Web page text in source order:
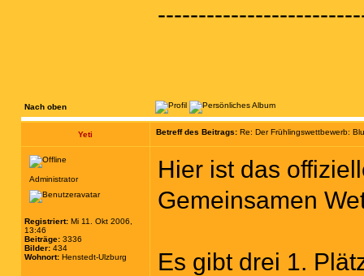
Nach oben
Yeti Betreff des Beitrags: Re: Der Frühlingswettbewerb:
Administrator
Registriert: Mi 11. Okt 2006,
13:46
Beiträge: 3336
Bilder: 434
Wohnort: Henstedt-Ulzburg
Hier ist das
Gemeinsamen
Es gibt drei 1.